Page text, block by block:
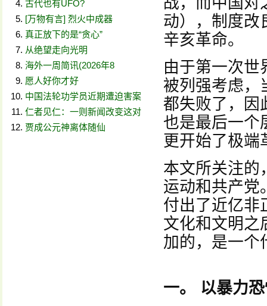
古代也有UFO?
[万物有言] 烈火中成器
真正放下的是“贪心”
从绝望走向光明
海外一周简讯(2026年8
愿人好你才好
中国法轮功学员近期遭迫害案
仁者见仁：一则新闻改变这对
贾成公元神离体随仙
动），制度改
辛亥革命。
由于第一次世
被列强考虑，
都失败了，因
也是最后一个
更开始了极端
本文所关注的
运动和共产党
付出了近亿非
文化和文明之
加的，是一个
一。 以暴力